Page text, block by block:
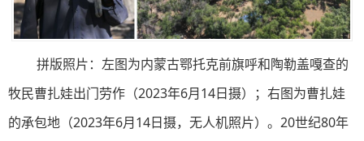
拼版照片：左图为内蒙古鄂托克前旗呼和陶勒盖嘎查的
牧民曹扎娃出门劳作（2023年6月14日摄）；右图为曹扎娃
的承包地（2023年6月14日摄，无人机照片）。20世纪80年